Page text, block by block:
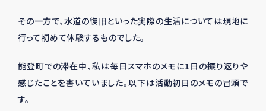
その一方で、水道の復旧といった実際の生活については現地に
行って初めて体験するものでした。
能登町での滞在中、私は毎日スマホのメモに1 日の振り返りや
感じたことを書いていました。以下は活動初日のメモの冒頭で
す。